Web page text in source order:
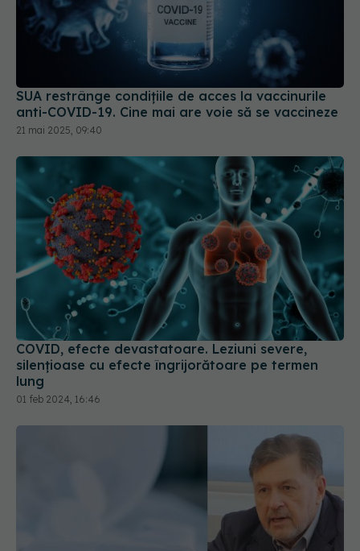
SUA restrânge condiţiile de acces la vaccinurile
anti-COVID-19. Cine mai are voie să se vaccineze
COVID, efecte devastatoare. Leziuni severe,
silențioase cu efecte îngrijorătoare pe termen
lung
01 feb 2024, 16:46